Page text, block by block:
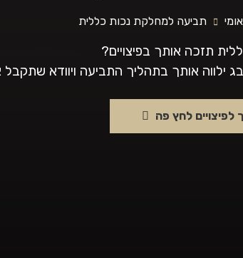
תביעה למחלקת נכות כללית
תזכה אותך בפיצויים?
ילווה אותך בתהליך התביעה ויוודא שתקבל
לחץ פה